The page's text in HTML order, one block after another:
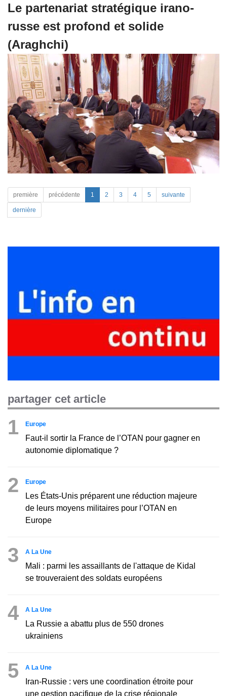
Le partenariat stratégique irano-
russe est profond et solide
(Araghchi)
première précédente 1 2 3 4 5 suivante
dernière
partager cet article
1 Europe
Faut-il sortir la France de l’OTAN pour gagner en
autonomie diplomatique ?
2 Europe
Les États-Unis préparent une réduction majeure
de leurs moyens militaires pour l’OTAN en
Europe
3 A La Une
Mali : parmi les assaillants de l'attaque de Kidal
se trouveraient des soldats européens
4 A La Une
La Russie a abattu plus de 550 drones
ukrainiens
5 A La Une
Iran-Russie : vers une coordination étroite pour
une gestion pacifique de la crise régionale